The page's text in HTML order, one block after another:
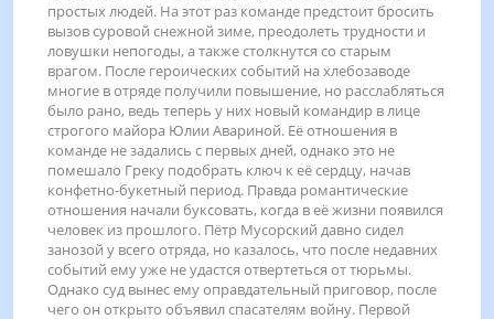
простых людей. На этот раз команде предстоит бросить
вызов суровой снежной зиме, преодолеть трудности и
ловушки непогоды, а также столкнутся со старым
врагом. После героических событий на хлебозаводе
многие в отряде получили повышение, но расслабляться
было рано, ведь теперь у них новый командир в лице
строгого майора Юлии Авариной. Её отношения в
команде не задались с первых дней, однако это не
помешало Греку подобрать ключ к её сердцу, начав
конфетно-букетный период. Правда романтические
отношения начали буксовать, когда в её жизни появился
человек из прошлого. Пётр Мусорский давно сидел
занозой у всего отряда, но казалось, что после недавних
событий ему уже не удастся отвертеться от тюрьмы.
Однако суд вынес ему оправдательный приговор, после
чего он открыто объявил спасателям войну. Первой